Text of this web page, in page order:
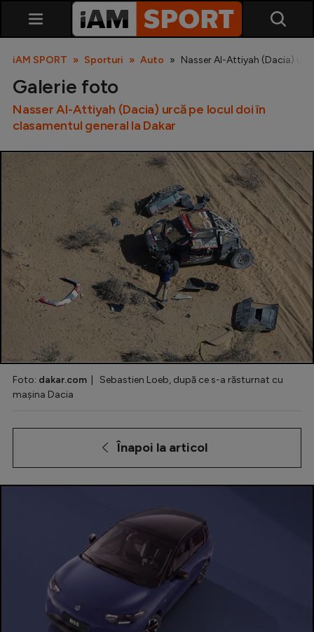
SuperLiga
Liga 2
Cupa României
Echipa Națională
U21
Fotbal feminin
Special
Diverse
Europa League
Conference League
CM 2026
Premier League
LaLiga
iAM SPORT Sporturi Auto Nasser Al-Attiyah (Dacia)
Galerie foto
Nasser Al-Attiyah (Dacia) urcă pe locul doi în
clasamentul general la Dakar
Foto: dakar.com | Sebastien Loeb, după ce s-a răsturnat cu
mașina Dacia
Înapoi la articol